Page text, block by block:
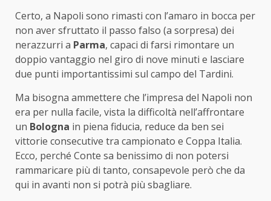
Certo, a Napoli sono rimasti con l’amaro in bocca per
non aver sfruttato il passo falso (a sorpresa) dei
nerazzurri a Parma, capaci di farsi rimontare un
doppio vantaggio nel giro di nove minuti e lasciare
due punti importantissimi sul campo del Tardini.
Ma bisogna ammettere che l’impresa del Napoli non
era per nulla facile, vista la difficoltà nell’affrontare
un Bologna in piena fiducia, reduce da ben sei
vittorie consecutive tra campionato e Coppa Italia.
Ecco, perché Conte sa benissimo di non potersi
rammaricare più di tanto, consapevole però che da
qui in avanti non si potrà più sbagliare.